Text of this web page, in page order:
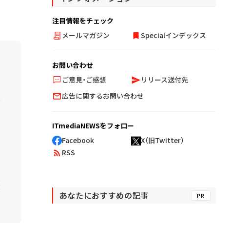
注目情報をチェック
メールマガジン
Specialインデックス
お問い合わせ
ご意見・ご感想
リリース送付先
広告に関するお問い合わせ
ITmediaNEWSをフォロー
Facebook
X（旧Twitter）
RSS
あなたにおすすめの記事 PR